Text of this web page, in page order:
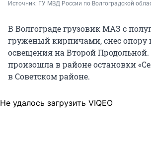
Источник: ГУ МВД России по Волгоградской
В Волгограде грузовик МАЗ с
груженый кирпичами, снес опору
освещения на Второй
произошла в районе остановки
в Советском районе.
Не удалось загрузить VIQEO